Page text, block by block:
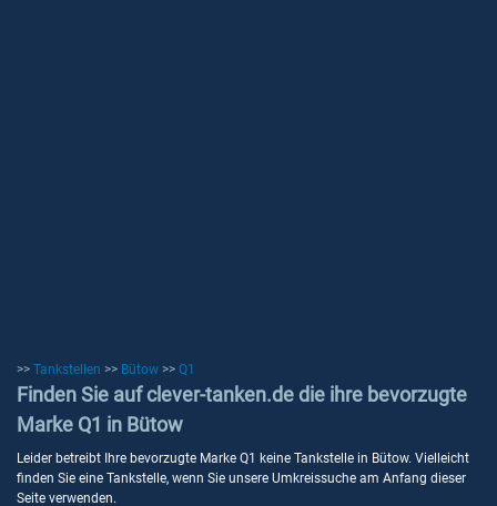
>> Tankstellen >> Bütow >> Q1
Finden Sie auf clever-tanken.de die ihre bevorzugte
Marke Q1 in Bütow
Leider betreibt Ihre bevorzugte Marke Q1 keine Tankstelle in Bütow. Vielleicht
finden Sie eine Tankstelle, wenn Sie unsere Umkreissuche am Anfang dieser
Seite verwenden.